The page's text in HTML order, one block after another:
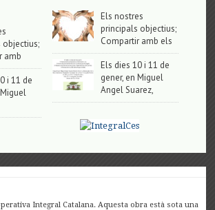
objectius;
amb
i 11 de
Els nostres
principals objectius;
Compartir amb els
Els dies 10 i 11 de
gener, en Miguel
Angel Suarez,
Integral Catalana. Aquesta obra està sota una